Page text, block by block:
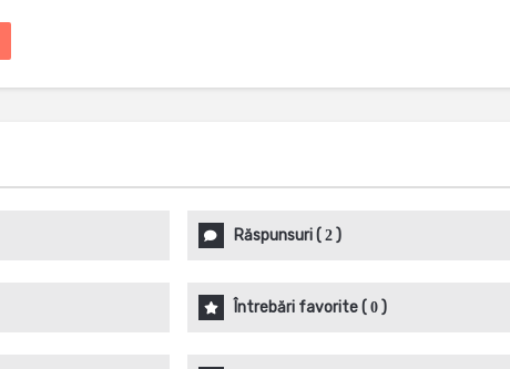
Răspunsuri( 2)
Întrebări favorite( 0)